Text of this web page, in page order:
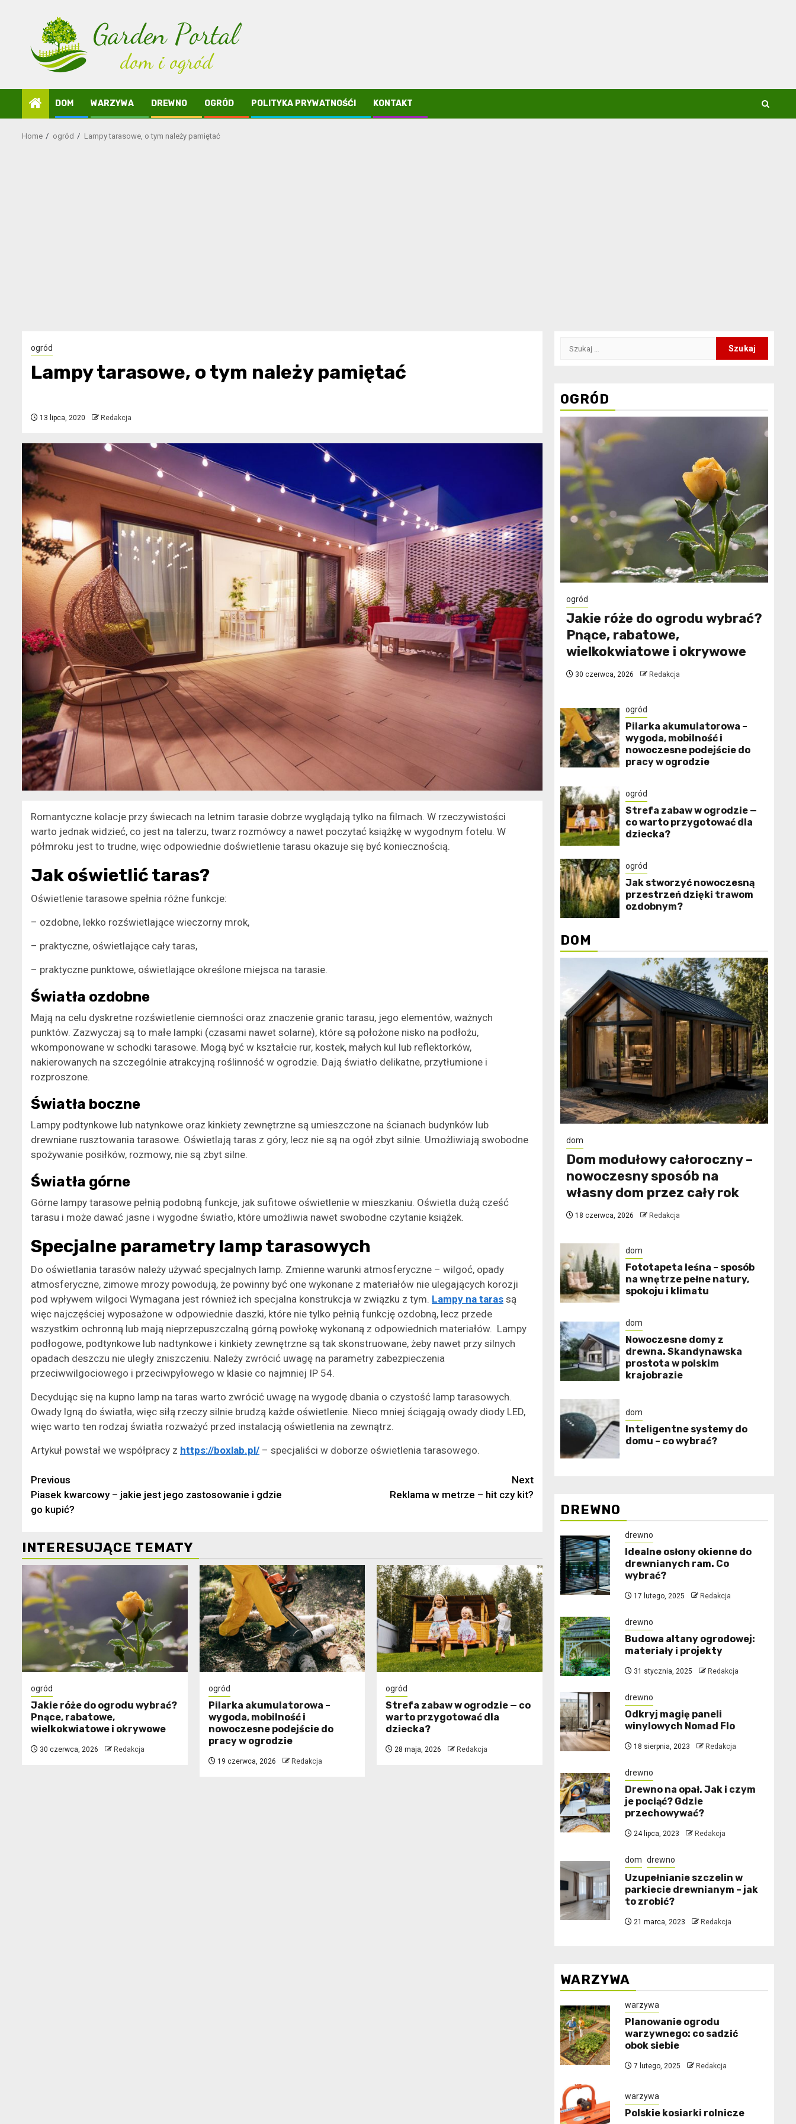
DOM WARZYWA DREWNO OGRÓD POLITYKA PRYWATNOŚĆI KONTAKT
Home ogród Lampy tarasowe, o tym należy pamiętać
ogród
Lampy tarasowe, o tym należy pamiętać
13 lipca, 2020 Redakcja
Romantyczne kolacje przy świecach na letnim tarasie dobrze wyglądają tylko na filmach. W rzeczywistości
warto jednak widzieć, co jest na talerzu, twarz rozmówcy a nawet poczytać książkę w wygodnym fotelu. W
półmroku jest to trudne, więc odpowiednie doświetlenie tarasu okazuje się być koniecznością.
Jak oświetlić taras?
Oświetlenie tarasowe spełnia różne funkcje:
– ozdobne, lekko rozświetlające wieczorny mrok,
– praktyczne, oświetlające cały taras,
– praktyczne punktowe, oświetlające określone miejsca na tarasie.
Światła ozdobne
Mają na celu dyskretne rozświetlenie ciemności oraz znaczenie granic tarasu, jego elementów, ważnych
punktów. Zazwyczaj są to małe lampki (czasami nawet solarne), które są położone nisko na podłożu,
wkomponowane w schodki tarasowe. Mogą być w kształcie rur, kostek, małych kul lub reflektorków,
nakierowanych na szczególnie atrakcyjną roślinność w ogrodzie. Dają światło delikatne, przytłumione i
rozproszone.
Światła boczne
Lampy podtynkowe lub natynkowe oraz kinkiety zewnętrzne są umieszczone na ścianach budynków lub
drewniane rusztowania tarasowe. Oświetlają taras z góry, lecz nie są na ogół zbyt silnie. Umożliwiają swobodne
spożywanie posiłków, rozmowy, nie są zbyt silne.
Światła górne
Górne lampy tarasowe pełnią podobną funkcje, jak sufitowe oświetlenie w mieszkaniu. Oświetla dużą cześć
tarasu i może dawać jasne i wygodne światło, które umożliwia nawet swobodne czytanie książek.
Specjalne parametry lamp tarasowych
Do oświetlania tarasów należy używać specjalnych lamp. Zmienne warunki atmosferyczne – wilgoć, opady
atmosferyczne, zimowe mrozy powodują, że powinny być one wykonane z materiałów nie ulegających korozji
pod wpływem wilgoci Wymagana jest również ich specjalna konstrukcja w związku z tym. Lampy na taras są
więc najczęściej wyposażone w odpowiednie daszki, które nie tylko pełnią funkcję ozdobną, lecz przede
wszystkim ochronną lub mają nieprzepuszczalną górną powłokę wykonaną z odpowiednich materiałów. Lampy
podłogowe, podtynkowe lub nadtynkowe i kinkiety zewnętrzne są tak skonstruowane, żeby nawet przy silnych
opadach deszczu nie uległy zniszczeniu. Należy zwrócić uwagę na parametry zabezpieczenia
przeciwwilgociowego i przeciwpyłowego w klasie co najmniej IP 54.
Decydując się na kupno lamp na taras warto zwrócić uwagę na wygodę dbania o czystość lamp tarasowych.
Owady lgną do światła, więc siłą rzeczy silnie brudzą każde oświetlenie. Nieco mniej ściągają owady diody LED,
więc warto ten rodzaj światła rozważyć przed instalacją oświetlenia na zewnątrz.
Artykuł powstał we współpracy z https://boxlab.pl/ – specjaliści w doborze oświetlenia tarasowego.
Continue
Reading
Previous
Piasek kwarcowy – jakie jest jego zastosowanie i gdzie
go kupić?
Next
Reklama w metrze – hit czy kit?
INTERESUJĄCE TEMATY
ogród
Jakie róże do ogrodu wybrać?
Pnące, rabatowe,
wielkokwiatowe i okrywowe
30 czerwca, 2026 Redakcja
ogród
Pilarka akumulatorowa –
wygoda, mobilność i
nowoczesne podejście do
pracy w ogrodzie
19 czerwca, 2026 Redakcja
ogród
Strefa zabaw w ogrodzie — co
warto przygotować dla
dziecka?
28 maja, 2026 Redakcja
Szukaj:
OGRÓD
ogród
Jakie róże do ogrodu wybrać?
Pnące, rabatowe,
wielkokwiatowe i okrywowe
30 czerwca, 2026 Redakcja
ogród
Pilarka akumulatorowa –
wygoda, mobilność i
nowoczesne podejście do
pracy w ogrodzie
ogród
Strefa zabaw w ogrodzie —
co warto przygotować dla
dziecka?
ogród
Jak stworzyć nowoczesną
przestrzeń dzięki trawom
ozdobnym?
DOM
dom
Dom modułowy całoroczny –
nowoczesny sposób na
własny dom przez cały rok
18 czerwca, 2026 Redakcja
dom
​Fototapeta leśna – sposób
na wnętrze pełne natury,
spokoju i klimatu
dom
Nowoczesne domy z
drewna. Skandynawska
prostota w polskim
krajobrazie
dom
Inteligentne systemy do
domu – co wybrać?
DREWNO
drewno
Idealne osłony okienne do
drewnianych ram. Co
wybrać?
17 lutego, 2025 Redakcja
drewno
Budowa altany ogrodowej:
materiały i projekty
31 stycznia, 2025 Redakcja
drewno
Odkryj magię paneli
winylowych Nomad Flo
18 sierpnia, 2023 Redakcja
drewno
Drewno na opał. Jak i czym
je pociąć? Gdzie
przechowywać?
24 lipca, 2023 Redakcja
dom drewno
Uzupełnianie szczelin w
parkiecie drewnianym – jak
to zrobić?
21 marca, 2023 Redakcja
WARZYWA
warzywa
Planowanie ogrodu
warzywnego: co sadzić
obok siebie
7 lutego, 2025 Redakcja
warzywa
Polskie kosiarki rolnicze